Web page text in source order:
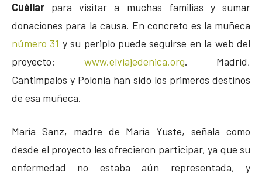
Cuéllar para visitar a muchas familias y sumar
donaciones para la causa. En concreto es la muñeca
número 31 y su periplo puede seguirse en la web del
proyecto: www.elviajedenica.org. Madrid,
Cantimpalos y Polonia han sido los primeros destinos
de esa muñeca.
María Sanz, madre de María Yuste, señala como
desde el proyecto les ofrecieron participar, ya que su
enfermedad no estaba aún representada, y